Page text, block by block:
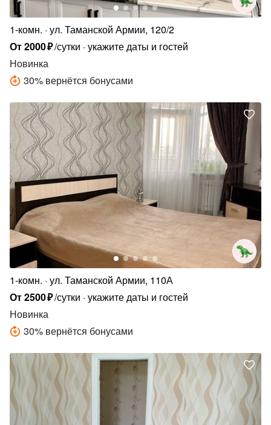
1-комн. ул. Таманской Армии, 120/2
От2000₽/сутки укажите даты и гостей
Новинка
30% вернётся бонусами
1-комн. ул. Таманской Армии, 110А
От2500₽/сутки укажите даты и гостей
Новинка
30% вернётся бонусами